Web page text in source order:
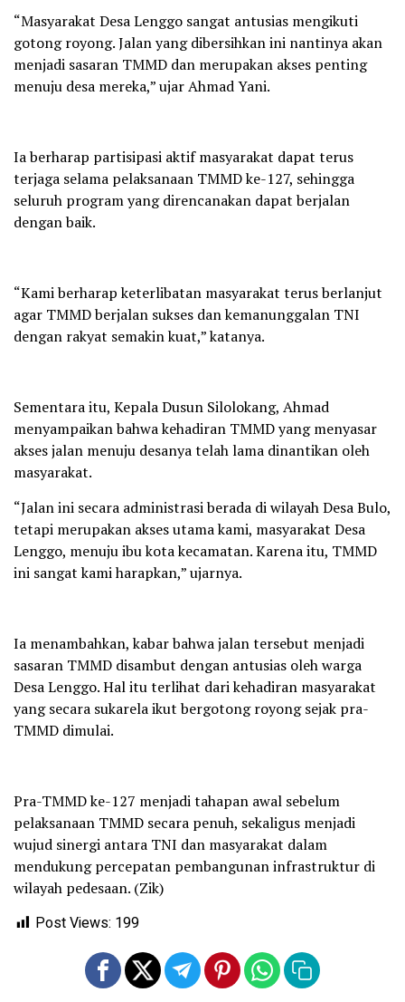
“Masyarakat Desa Lenggo sangat antusias mengikuti
gotong royong. Jalan yang dibersihkan ini nantinya akan
menjadi sasaran TMMD dan merupakan akses penting
menuju desa mereka,” ujar Ahmad Yani.
Ia berharap partisipasi aktif masyarakat dapat terus
terjaga selama pelaksanaan TMMD ke-127, sehingga
seluruh program yang direncanakan dapat berjalan
dengan baik.
“Kami berharap keterlibatan masyarakat terus berlanjut
agar TMMD berjalan sukses dan kemanunggalan TNI
dengan rakyat semakin kuat,” katanya.
Sementara itu, Kepala Dusun Silolokang, Ahmad
menyampaikan bahwa kehadiran TMMD yang menyasar
akses jalan menuju desanya telah lama dinantikan oleh
masyarakat.
“Jalan ini secara administrasi berada di wilayah Desa Bulo,
tetapi merupakan akses utama kami, masyarakat Desa
Lenggo, menuju ibu kota kecamatan. Karena itu, TMMD
ini sangat kami harapkan,” ujarnya.
Ia menambahkan, kabar bahwa jalan tersebut menjadi
sasaran TMMD disambut dengan antusias oleh warga
Desa Lenggo. Hal itu terlihat dari kehadiran masyarakat
yang secara sukarela ikut bergotong royong sejak pra-
TMMD dimulai.
Pra-TMMD ke-127 menjadi tahapan awal sebelum
pelaksanaan TMMD secara penuh, sekaligus menjadi
wujud sinergi antara TNI dan masyarakat dalam
mendukung percepatan pembangunan infrastruktur di
wilayah pedesaan. (Zik)
Post Views: 199